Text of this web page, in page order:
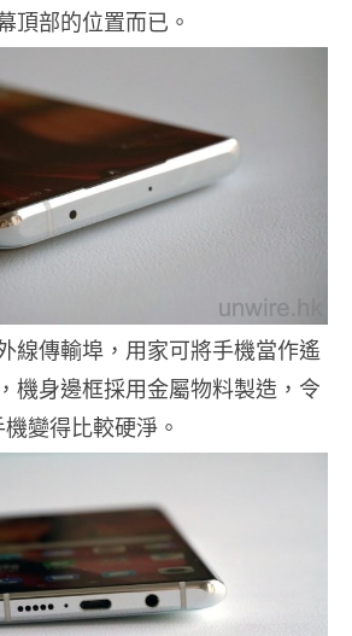
頂部的位置而已。
線傳輸埠，用家可將手機當作遙
機身邊框採用金屬物料製造，令
機變得比較硬淨。